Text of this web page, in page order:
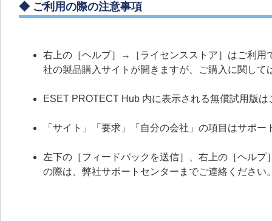
◆ ご利用の際の注意事項
右上の［ヘルプ］→［ライセンスストア］はご利用
社の製品購入サイトが開きますが、ご購入に関して
ESET PROTECT Hub 内に表示される無償試用版は
「サイト」「要求」「自分の会社」の項目はサポ
左下の［フィードバックを送信］、右上の［ヘル
の際は、弊社サポートセンターまでご連絡ください